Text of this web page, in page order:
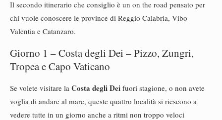
Il secondo itinerario che consiglio è un on the road pensato per
chi vuole conoscere le province di Reggio Calabria, Vibo
Valentia e Catanzaro.
Giorno 1 – Costa degli Dei – Pizzo, Zungri,
Tropea e Capo Vaticano
Se volete visitare la Costa degli Dei fuori stagione, o non avete
voglia di andare al mare, queste quattro località si riescono a
vedere tutte in un giorno anche a ritmi non troppo veloci